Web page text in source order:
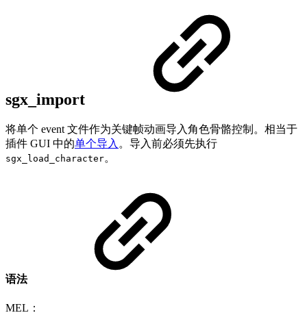
sgx_import
将单个 event 文件作为关键帧动画导入角色骨骼控制。相当于
插件 GUI 中的单个导入 。导入前必须先执行
sgx_load_character。
语法
MEL：